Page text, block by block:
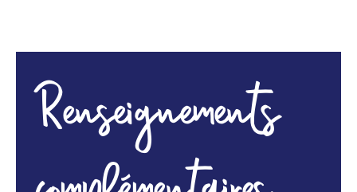
Renseignements